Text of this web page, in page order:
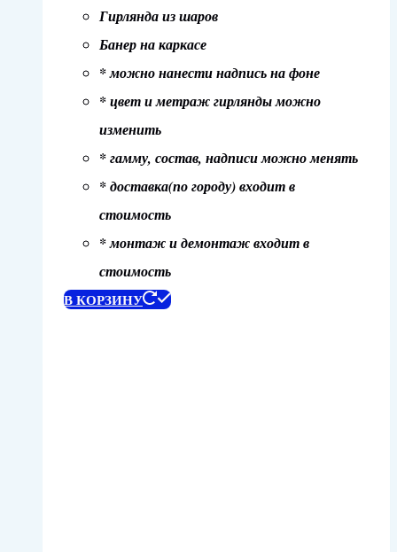
Гирлянда из шаров
Банер на каркасе
* можно нанести надпись на фоне
* цвет и метраж гирлянды можно
изменить
* гамму, состав, надписи можно менять
* доставка(по городу) входит в
стоимость
* монтаж и демонтаж входит в
стоимость
В КОРЗИНУ